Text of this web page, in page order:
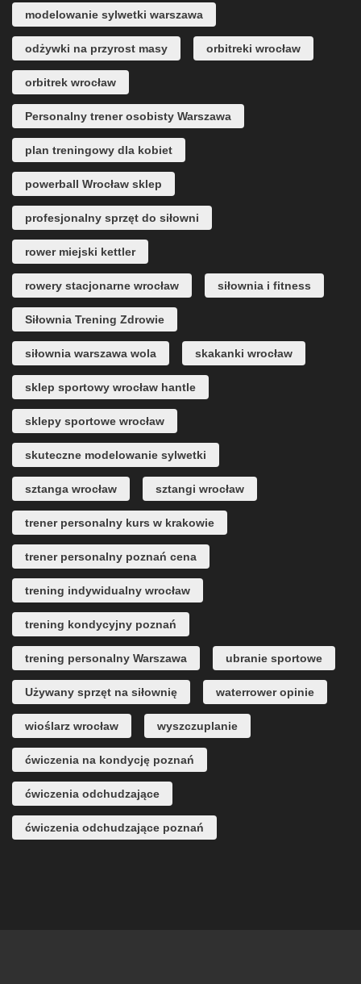
modelowanie sylwetki warszawa
odżywki na przyrost masy orbitreki wrocław
orbitrek wrocław
Personalny trener osobisty Warszawa
plan treningowy dla kobiet
powerball Wrocław sklep
profesjonalny sprzęt do siłowni
rower miejski kettler
rowery stacjonarne wrocław siłownia i fitness
Siłownia Trening Zdrowie
siłownia warszawa wola skakanki wrocław
sklep sportowy wrocław hantle
sklepy sportowe wrocław
skuteczne modelowanie sylwetki
sztanga wrocław sztangi wrocław
trener personalny kurs w krakowie
trener personalny poznań cena
trening indywidualny wrocław
trening kondycyjny poznań
trening personalny Warszawa ubranie sportowe
Używany sprzęt na siłownię waterrower opinie
wioślarz wrocław wyszczuplanie
ćwiczenia na kondycję poznań
ćwiczenia odchudzające
ćwiczenia odchudzające poznań